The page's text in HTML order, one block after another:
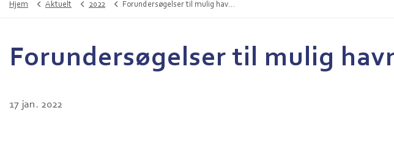
Hjem Aktuelt 2022 Forundersøgelser til mulig havneudvidelse er nu sat i gang
Forundersøgelser til mulig
17 jan. 2022